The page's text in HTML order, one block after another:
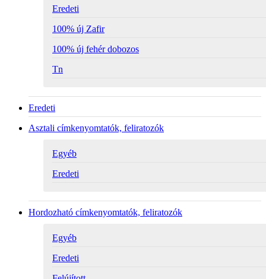
Eredeti
100% új Zafir
100% új fehér dobozos
Tn
Eredeti
Asztali címkenyomtatók, feliratozók
Egyéb
Eredeti
Hordozható címkenyomtatók, feliratozók
Egyéb
Eredeti